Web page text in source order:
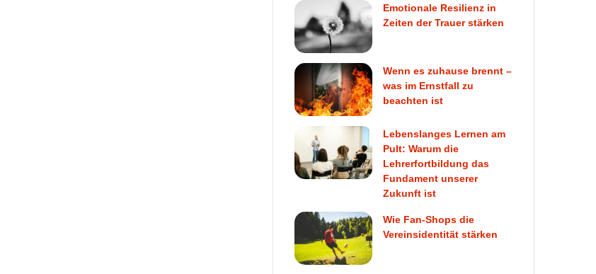
Emotionale Resilienz in
Zeiten der Trauer stärken
Wenn es zuhause brennt –
was im Ernstfall zu
beachten ist
Lebenslanges Lernen am
Pult: Warum die
Lehrerfortbildung das
Fundament unserer
Zukunft ist
Wie Fan-Shops die
Vereinsidentität stärken